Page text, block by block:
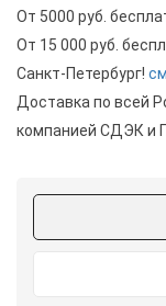
От 5000 руб.
От 15 000 руб.
Санкт-Петербург!
Доставка по всей
компанией СДЭК и